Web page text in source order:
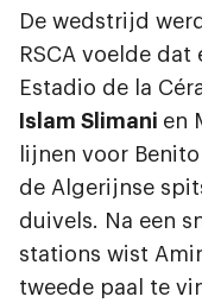
De wedstrijd
RSCA voelde
Estadio de la
Islam Slimani en
lijnen voor
de Algerijnse
duivels. Na een
stations wist
tweede paal te